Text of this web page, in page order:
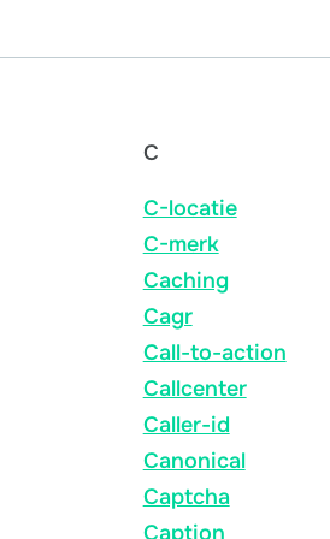
C
C-locatie
C-merk
Caching
Cagr
Call-to-action
Callcenter
Caller-id
Canonical
Captcha
Caption